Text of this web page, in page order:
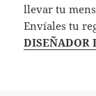
llevar tu
Envíales tu
DISEÑADOR